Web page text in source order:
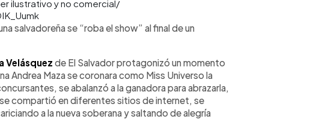
ilustrativo y no comercial/
salvadoreña se “roba el show” al final de un
Velásquez de El Salvador protagonizó un momento
Andrea Maza se coronara como Miss Universo la
se abalanzó a la ganadora para abrazarla,
compartió en diferentes sitios de internet, se
a la nueva soberana y saltando de alegría